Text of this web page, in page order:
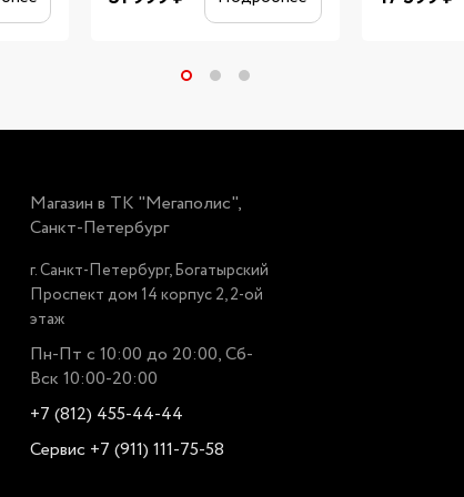
Магазин в ТК "Мегаполис",
Санкт-Петербург
г. Санкт-Петербург, Богатырский
Проспект дом 14 корпус 2, 2-ой
этаж
Пн-Пт с 10:00 до 20:00, Сб-
Вск 10:00-20:00
+7 (812) 455-44-44
Сервис +7 (911) 111-75-58